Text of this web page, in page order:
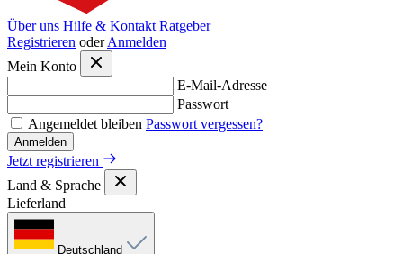
Über uns Hilfe & Kontakt Ratgeber
Registrieren oder Anmelden
Mein Konto
E-Mail-Adresse
Passwort
Angemeldet bleiben Passwort vergessen?
Anmelden
Jetzt registrieren
Land & Sprache
Lieferland
Deutschland